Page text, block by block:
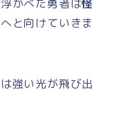
かべた勇者は怪
と向けていきま
強い光が飛び出